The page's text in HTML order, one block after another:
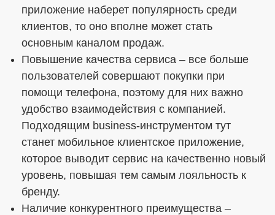
приложение наберет популярность среди
клиентов, то оно вполне может стать
основным каналом продаж.
Повышение качества сервиса – все больше
пользователей совершают покупки при
помощи телефона, поэтому для них важно
удобство взаимодействия с компанией.
Подходящим business-инструментом тут
станет мобильное клиентское приложение,
которое выводит сервис на качественно новый
уровень, повышая тем самым лояльность к
бренду.
Наличие конкурентного преимущества –